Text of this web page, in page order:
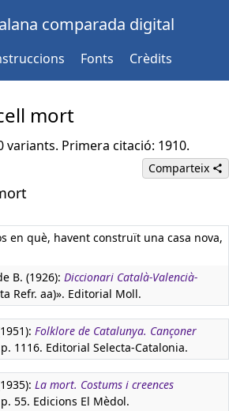
comparada digital
Fonts Crèdits
mort
variants. Primera citació: 1910.
Comparteix
en què, havent construït una casa nova,
B. (1926): Diccionari Català-Valencià-
Refr. aa)». Editorial Moll.
Folklore de Catalunya. Cançoner
1116. Editorial Selecta-Catalonia.
La mort. Costums i creences
55. Edicions El Mèdol.